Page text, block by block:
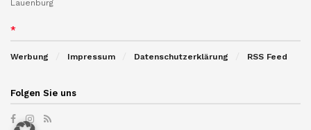
Lauenburg
*
Werbung Impressum Datenschutzerklärung RSS Feed
Folgen Sie uns